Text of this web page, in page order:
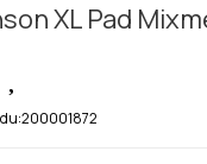
XL Pad
200001872